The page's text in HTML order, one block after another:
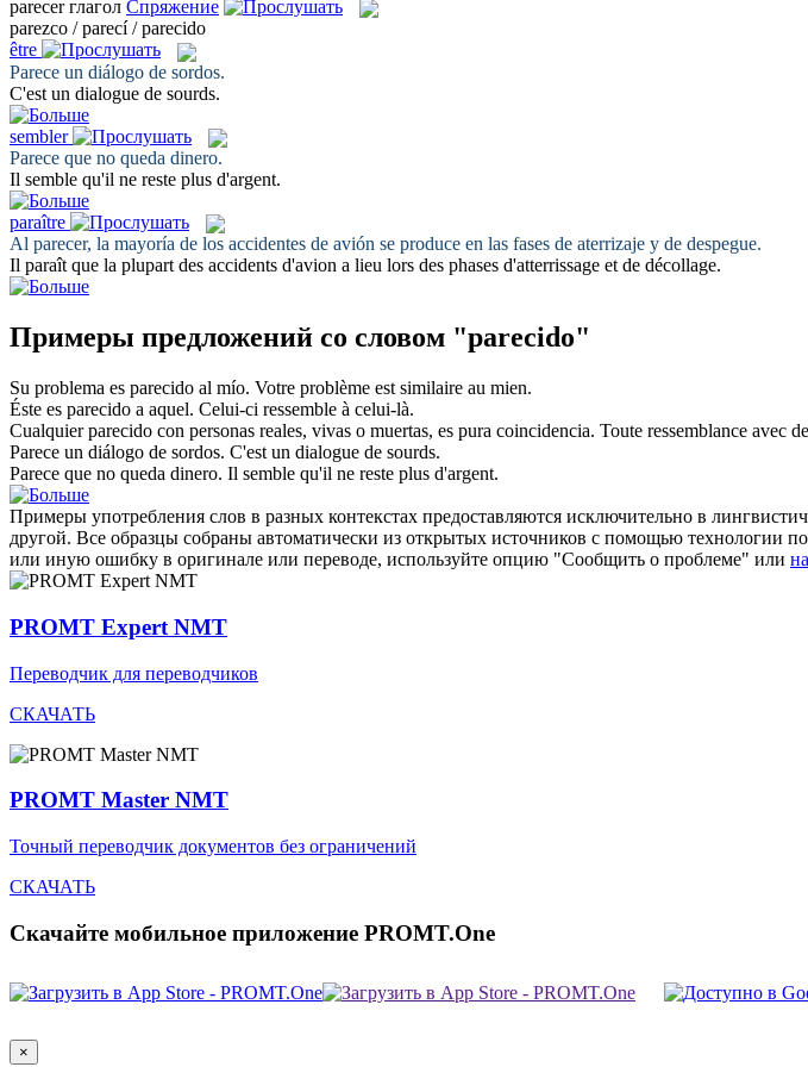
parecer глагол Спряжение
parezco / parecí / parecido
être
Parece un diálogo de sordos.
C'est un dialogue de sourds.
sembler
Parece que no queda dinero.
Il semble qu'il ne reste plus d'argent.
paraître
Al parecer, la mayoría de los accidentes de avión se produce en las fases de aterrizaje y de despegue.
Il paraît que la plupart des accidents d'avion a lieu lors des phases d'atterrissage et de décollage.
Примеры предложений со словом "parecido"
Su problema es parecido al mío. Votre problème est similaire au mien.
Éste es parecido a aquel. Celui-ci ressemble à celui-là.
Cualquierparecido con personas reales, vivas o muertas, es pura coincidencia. Toute ressemblance avec
Parece un diálogo de sordos. C'est un dialogue de sourds.
Parece que no queda dinero. Il semble qu'il ne reste plus d'argent.
Примеры употребления слов в разных контекстах предоставляются исключительно в
другой. Все образцы собраны автоматически из открытых источников с помощью
или иную ошибку в оригинале или переводе, используйте опцию "Сообщить о проблеме" или
PROMT Expert NMT
Переводчик для переводчиков
СКАЧАТЬ
PROMT Master NMT
Точный переводчик документов без ограничений
СКАЧАТЬ
Скачайте мобильное приложение PROMT.One
×